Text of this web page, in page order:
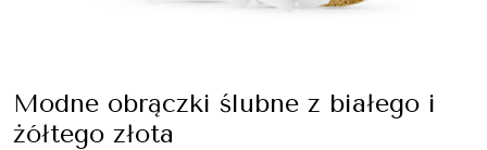
Modne obrączki ślubne z białego i
żółtego złota